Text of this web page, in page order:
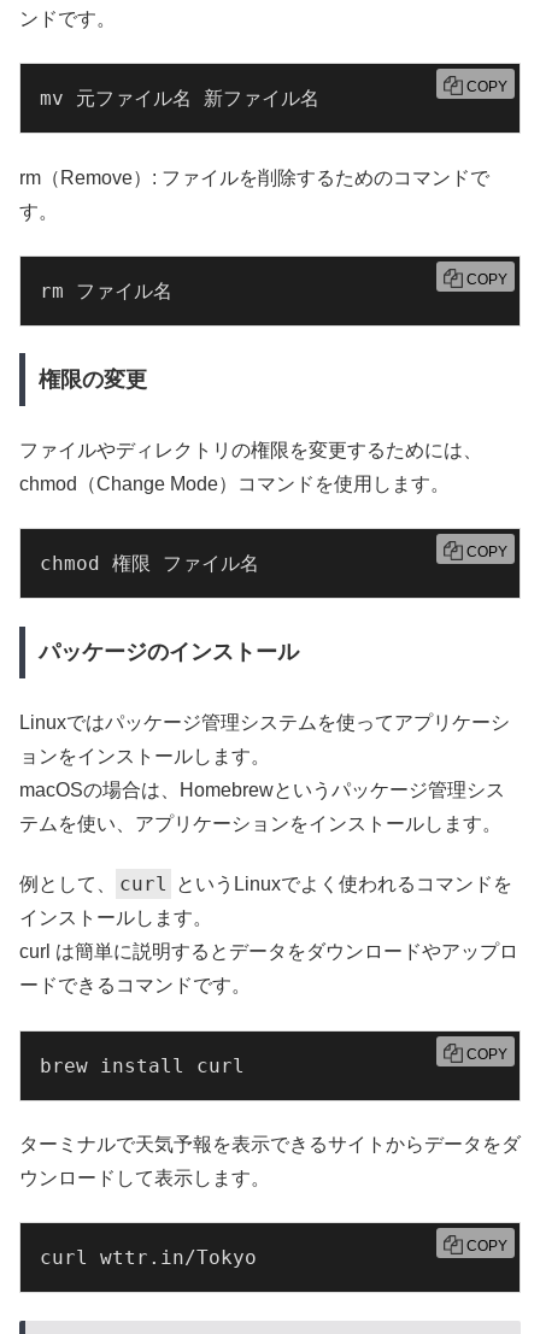
ンドです。
mv 元ファイル名 新ファイル名 COPY
rm（Remove）: ファイルを削除するためのコマンドで
す。
rm ファイル名 COPY
権限の変更
ファイルやディレクトリの権限を変更するためには、
chmod（Change Mode）コマンドを使用します。
chmod 権限 ファイル名 COPY
パッケージのインストール
Linuxではパッケージ管理システムを使ってアプリケーシ
ョンをインストールします。
macOSの場合は、Homebrewというパッケージ管理シス
テムを使い、アプリケーションをインストールします。
例として、 curl
というLinuxでよく使われるコマンドを
インストールします。
curl は簡単に説明するとデータをダウンロードやアップロ
ードできるコマンドです。
brew install curl COPY
ターミナルで天気予報を表示できるサイトからデータをダ
ウンロードして表示します。
curl wttr.in/Tokyo COPY